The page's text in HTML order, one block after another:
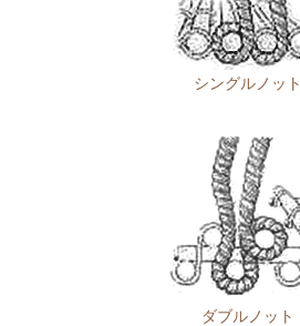
シングルノット
ダブルノット